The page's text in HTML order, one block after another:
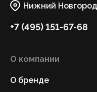
Нижний Новгород
+7 (495) 151-67-68
О компании
О бренде